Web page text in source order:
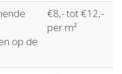
op de
€8,- tot €12,-
per m²